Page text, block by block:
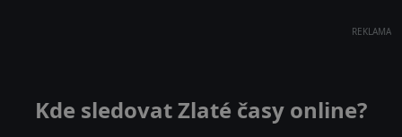
REKLAMA
Kde sledovat Zlaté časy online?